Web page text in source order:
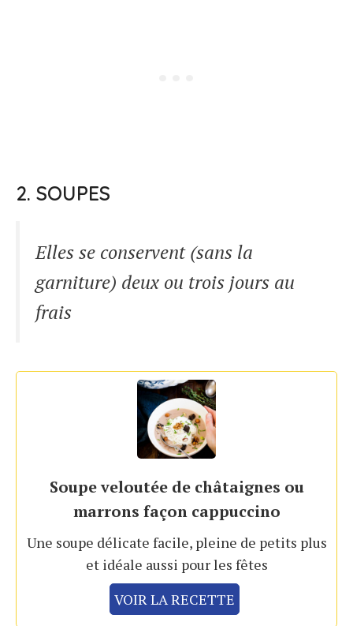
2. SOUPES
Elles se conservent (sans la
garniture) deux ou trois jours au
frais
Soupe veloutée de châtaignes ou
marrons façon cappuccino
Une soupe délicate facile, pleine de petits plus
et idéale aussi pour les fêtes
VOIR LA RECETTE